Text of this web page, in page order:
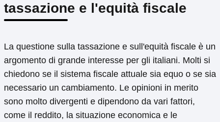
tassazione e l'equità fiscale
La questione sulla tassazione e sull'equità fiscale è un
argomento di grande interesse per gli italiani. Molti si
chiedono se il sistema fiscale attuale sia equo o se sia
necessario un cambiamento. Le opinioni in merito
sono molto divergenti e dipendono da vari fattori,
come il reddito, la situazione economica e le